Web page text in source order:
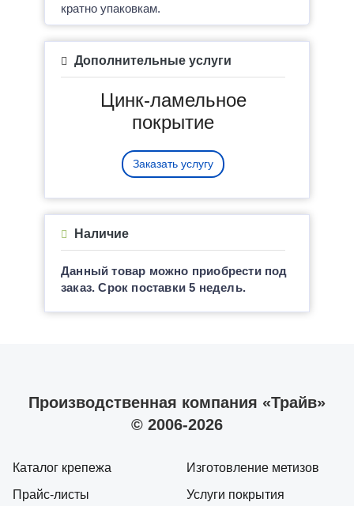
кратно упаковкам.
Дополнительные услуги
Цинк-ламельное
покрытие
Заказать услугу
Наличие
Данный товар можно приобрести под
заказ. Срок поставки 5 недель.
Производственная компания «Трайв»
© 2006-2026
Каталог крепежа
Прайс-листы
Изготовление метизов
Услуги покрытия